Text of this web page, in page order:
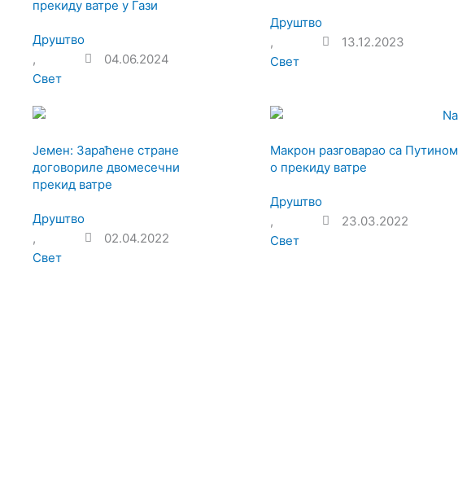
прекиду ватре у Гази
Друштво
,
Свет
04.06.2024
Друштво
,
Свет
13.12.2023
Јемен: Зараћене стране
договориле двомесечни
прекид ватре
Друштво
,
Свет
02.04.2022
Макрон разговарао са Путином
о прекиду ватре
Друштво
,
Свет
23.03.2022